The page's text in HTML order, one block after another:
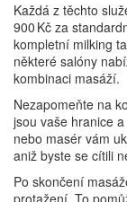
Každá z těchto
900 Kč za
kompletní milking
některé salóny
kombinaci masáží.
Nezapomeňte na
jsou vaše hranice
nebo masér vám
aniž byste se cítili
Po skončení
protažení. To